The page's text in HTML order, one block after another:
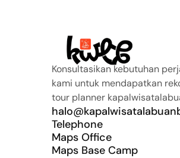
Konsultasikan kebutuhan
kami untuk mendapatkan
tour planner
Telephone
Maps Office
Maps Base Camp